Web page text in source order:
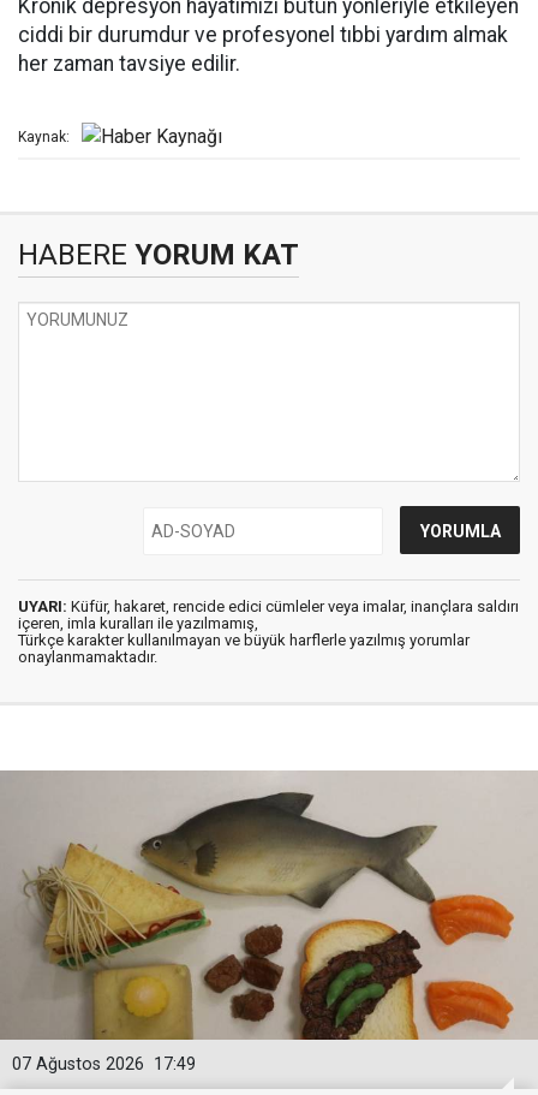
Kronik depresyon hayatımızı bütün yönleriyle etkileyen
ciddi bir durumdur ve profesyonel tıbbi yardım almak
her zaman tavsiye edilir.
Kaynak:
HABERE YORUM KAT
UYARI: Küfür, hakaret, rencide edici cümleler veya imalar, inançlara saldırı
içeren, imla kuralları ile yazılmamış,
Türkçe karakter kullanılmayan ve büyük harflerle yazılmış yorumlar
onaylanmamaktadır.
17:49
07 Ağustos 2026